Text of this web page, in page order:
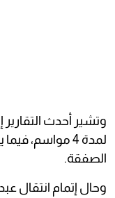
وتشير أحدث
لمدة 4 مواسم،
الصفقة.
وحال إتمام انتقال